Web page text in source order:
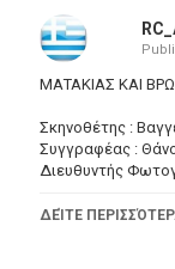
ΜΑΤΑΚΙΑΣ ΚΑΙ
Σκηνοθέτης :
Συγγραφέας :
Διευθυντής
Ηθοποιοί :
ΔΕΊΤΕ